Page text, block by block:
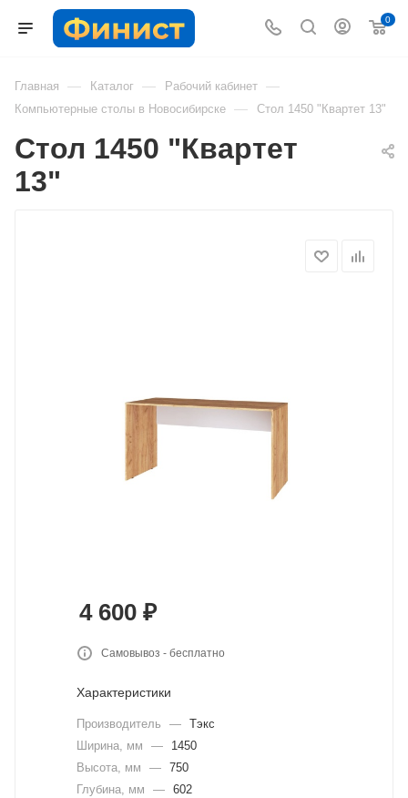
0
Главная — Каталог — Рабочий кабинет —
Компьютерные столы в Новосибирске — Стол 1450 "Квартет 13"
Стол 1450 "Квартет
13"
4 600 ₽
Самовывоз - бесплатно
Характеристики
Производитель — Тэкс
Ширина, мм
—
1450
Высота, мм
— 750
Глубина, мм
— 602